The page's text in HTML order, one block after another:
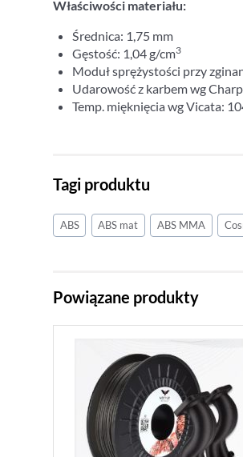
Właściwości materiału:
Średnica: 1,75 mm
Gęstość: 1,04 g/cm3
Moduł sprężystości przy
Udarowość z karbem wg
Temp. mięknięcia wg Vicata:
Tagi produktu
ABS ABS mat ABS MMA
Powiązane produkty